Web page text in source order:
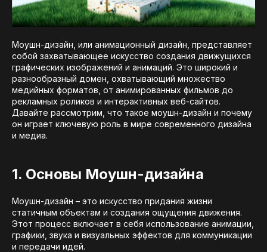
Моушн-дизайн, или анимационный дизайн, представляет
собой захватывающее искусство создания движущихся
графических изображений и анимаций. Это широкий и
разнообразный домен, охватывающий множество
медийных форматов, от анимированных фильмов до
рекламных роликов и интерактивных веб-сайтов.
Давайте рассмотрим, что такое моушн-дизайн и почему
он играет ключевую роль в мире современного дизайна
и медиа.
1. Основы Моушн-дизайна
Моушн-дизайн – это искусство придания жизни
статичным объектам и создания ощущения движения.
Этот процесс включает в себя использование анимации,
графики, звука и визуальных эффектов для коммуникации
и передачи идей.